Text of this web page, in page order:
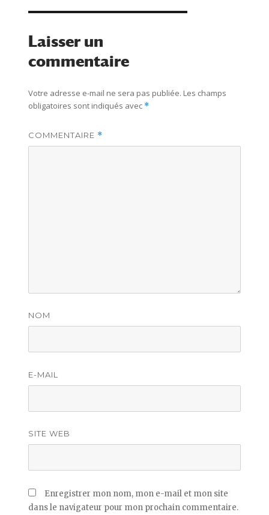
Laisser un
commentaire
Votre adresse e-mail ne sera pas publiée. Les champs
obligatoires sont indiqués avec *
COMMENTAIRE *
NOM
E-MAIL
SITE WEB
Enregistrer mon nom, mon e-mail et mon site
dans le navigateur pour mon prochain commentaire.